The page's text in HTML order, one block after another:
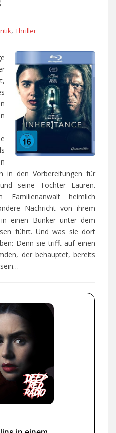
, Thriller
in den Vorbereitungen für
seine Tochter Lauren.
heimlich
Nachricht von ihrem
einen Bunker unter dem
führt. Und was sie dort
Denn sie trifft auf einen
der behauptet, bereits